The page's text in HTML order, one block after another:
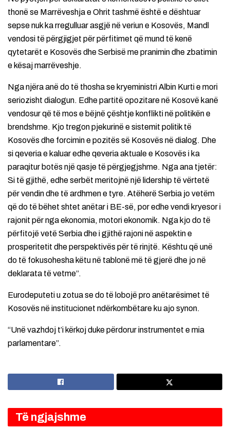
thonë se Marrëveshja e Ohrit tashmë është e dështuar
sepse nuk ka rregulluar asgjë në veriun e Kosovës, Mandl
vendosi të përgjigjet për përfitimet që mund të kenë
qytetarët e Kosovës dhe Serbisë me pranimin dhe zbatimin
e kësaj marrëveshje.
Nga njëra anë do të thosha se kryeministri Albin Kurti e mori
seriozisht dialogun. Edhe partitë opozitare në Kosovë kanë
vendosur që të mos e bëjnë çështje konflikti në politikën e
brendshme. Kjo tregon pjekurinë e sistemit politik të
Kosovës dhe forcimin e pozitës së Kosovës në dialog. Dhe
si qeveria e kaluar edhe qeveria aktuale e Kosovës i ka
paraqitur botës një qasje të përgjegjshme. Nga ana tjetër:
Si të gjithë, edhe serbët meritojnë një lidership të vërtetë
për vendin dhe të ardhmen e tyre. Atëherë Serbia jo vetëm
që do të bëhet shtet anëtar i BE-së, por edhe vendi kryesor i
rajonit për nga ekonomia, motori ekonomik. Nga kjo do të
përfitojë vetë Serbia dhe i gjithë rajoni në aspektin e
prosperitetit dhe perspektivës për të rinjtë. Kështu që unë
do të fokusohesha këtu në tablonë më të gjerë dhe jo në
deklarata të vetme”.
Eurodeputeti u zotua se do të lobojë pro anëtarësimet të
Kosovës në institucionet ndërkombëtare ku ajo synon.
“Unë vazhdoj t’i kërkoj duke përdorur instrumentet e mia
parlamentare”.
Të ngjajshme